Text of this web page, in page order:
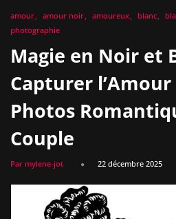
amour amour noir amoureux blanc
photographie
Magie en Noir et
Capturer l’Amour
Photos
Couple
Par mylene-jot 22 décembre 2025